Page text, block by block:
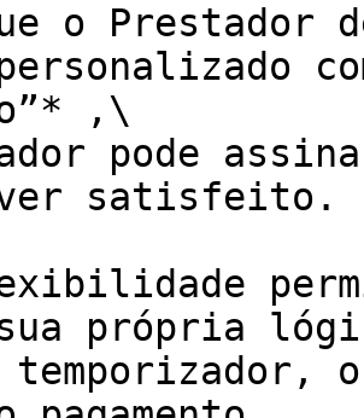
o Prestador
,\
pode
satisfeito.
própria
temporizador,